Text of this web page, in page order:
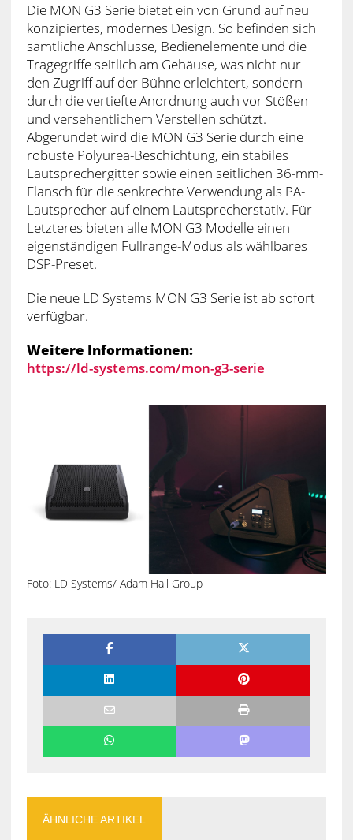
Die MON G3 Serie bietet ein von Grund auf neu
konzipiertes, modernes Design. So befinden sich
sämtliche Anschlüsse, Bedienelemente und die
Tragegriffe seitlich am Gehäuse, was nicht nur
den Zugriff auf der Bühne erleichtert, sondern
durch die vertiefte Anordnung auch vor Stößen
und versehentlichem Verstellen schützt.
Abgerundet wird die MON G3 Serie durch eine
robuste Polyurea-Beschichtung, ein stabiles
Lautsprechergitter sowie einen seitlichen 36-mm-
Flansch für die senkrechte Verwendung als PA-
Lautsprecher auf einem Lautsprecherstativ. Für
Letzteres bieten alle MON G3 Modelle einen
eigenständigen Fullrange-Modus als wählbares
DSP-Preset.
Die neue LD Systems MON G3 Serie ist ab sofort
verfügbar.
Weitere Informationen:
https://ld-systems.com/mon-g3-serie
Foto: LD Systems/ Adam Hall Group
ÄHNLICHE ARTIKEL